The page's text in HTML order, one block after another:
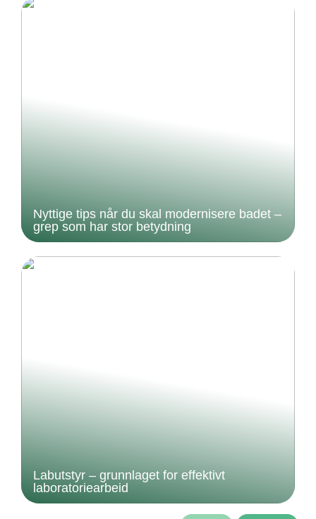
Nyttige tips når du skal modernisere badet –
grep som har stor betydning
Labutstyr – grunnlaget for effektivt
laboratoriearbeid